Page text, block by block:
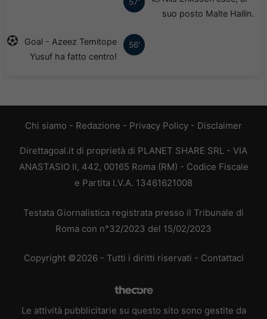
suo posto Malte Hallin.
56'
Goal - Azeez Temitope
Yusuf ha fatto centro!
Chi siamo - Redazione - Privacy Policy - Disclaimer
Direttagoal.it di proprietà di PLANET SHARE SRL - VIA
ANASTASIO II, 442, 00165 Roma (RM) - Codice Fiscale
e Partita I.V.A. 13461621008
Testata Giornalistica registrata presso il Tribunale di
Roma con n°32/2023 del 15/02/2023
Copyright ©2026 - Tutti i diritti riservati - Contattaci
Le attività pubblicitarie su questo sito sono gestite da